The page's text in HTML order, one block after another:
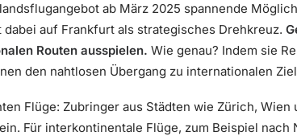
ab März 2025 spannende
auf Frankfurt als strategisches Drehkreuz.
Routen ausspielen. Wie genau? Indem sie
den nahtlosen Übergang zu internationalen
Flüge: Zubringer aus Städten wie Zürich,
Für interkontinentale Flüge, zum Beispiel nach